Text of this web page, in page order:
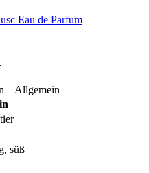
Eau de Parfum
– Allgemein
süß